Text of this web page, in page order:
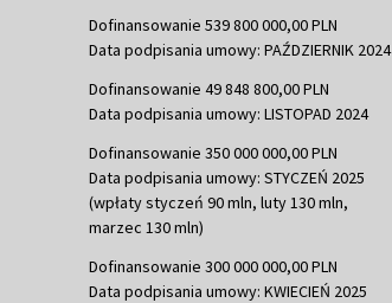
Dofinansowanie 539 800 000,00 PLN
Data podpisania umowy: PAŹDZIERNIK 2024
Dofinansowanie 49 848 800,00 PLN
Data podpisania umowy: LISTOPAD 2024
Dofinansowanie 350 000 000,00 PLN
Data podpisania umowy: STYCZEŃ 2025
(wpłaty styczeń 90 mln, luty 130 mln,
marzec 130 mln)
Dofinansowanie 300 000 000,00 PLN
Data podpisania umowy: KWIECIEŃ 2025